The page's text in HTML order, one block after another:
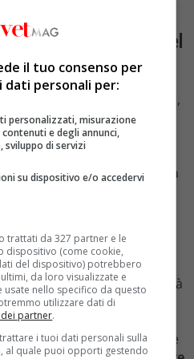
10 film più attesi del
dei sequel. Dopo il ritorno,
deIl Gladiatore, anche
uno dei suoi
di nuova linfa vitale.
il cineasta statunitense ha
l’inatteso sequel di
Faranno ritorno nel cast
Lydia Deetz e Catherine
Fioccano diverse new
musa di Tim Burton che sarà
;Justin Theroux
della moglie di
imprevisti, l’uscita nelle sale
il tuo consenso per
personali per:
personalizzati, misurazione
e degli annunci,
sviluppo di servizi
su dispositivo e/o accedervi
trattati da 327 partner e le
dispositivo (come cookie,
del dispositivo) potrebbero
da loro visualizzate e
nello specifico da questo
utilizzare dati di
dei partner.
i tuoi dati personali sulla
al quale puoi opporti gestendo